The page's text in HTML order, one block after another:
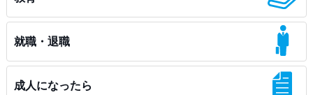
就職・退職
成人になったら